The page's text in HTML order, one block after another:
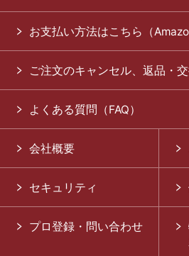
お支払い方法はこちら（
ご注文のキャンセル、返品・
よくある質問（FAQ）
会社概要
セキュリティ
プロ登録・問い合わせ